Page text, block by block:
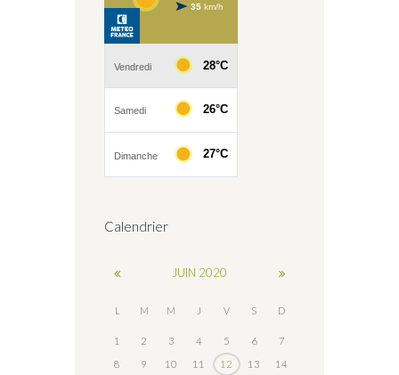
Calendrier
JUIN 2020
L M M J V S D
1 2 3 4 5 6
7
8
9 10 11 12 13 14